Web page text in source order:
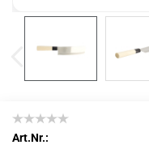
Art.Nr.: